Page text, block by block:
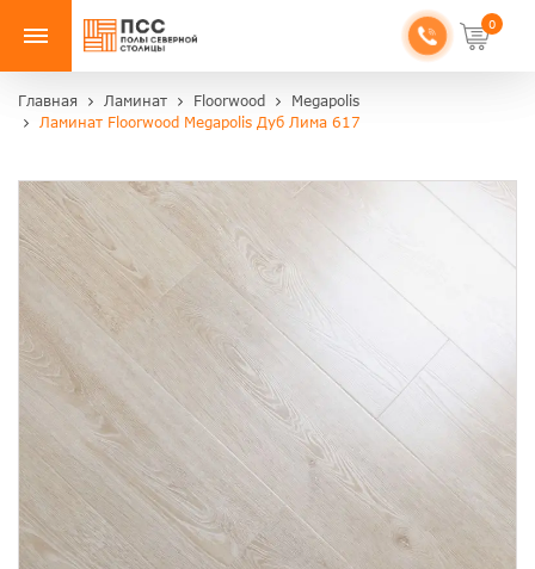
0
Главная Ламинат Floorwood
Megapolis
Ламинат Floorwood Megapolis Дуб Лима 617